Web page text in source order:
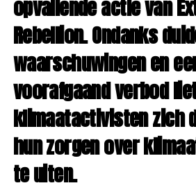
opvallende actie van
Rebellion. Ondanks
waarschuwingen en
voorafgaand verbod
klimaatactivisten zich
hun zorgen over
te uiten.